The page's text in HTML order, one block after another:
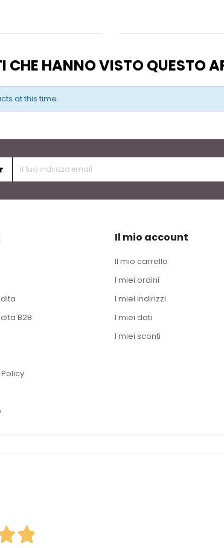
CHE HANNO VISTO QUESTO
at this time.
B2B
Il mio account
Il mio carrello
I miei ordini
I miei indirizzi
I miei dati
I miei sconti